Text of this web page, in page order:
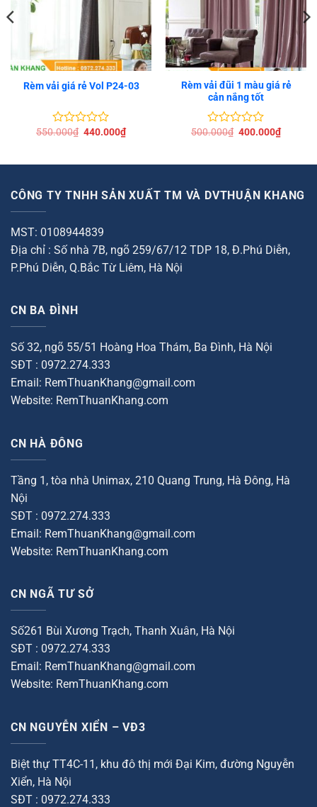
Rèm vải giá rẻ Vol P24-03
Được
0
sao
550.000₫ Giá
440.000₫Giá
hiện
440.000₫.
Rèm vải đũi 1 màu giá rẻ
cản nắng tốt
Được
0
sao
500.000₫ Giá
400.000₫Giá
hiện
CÔNG TY TNHH SẢN XUẤT TM VÀ DVTHUẬN KHANG
MST: 0108944839
Địa chỉ : Số nhà 7B, ngõ 259/67/12 TDP 18, Đ.Phú Diễn,
P.Phú Diễn, Q.Bắc Từ Liêm, Hà Nội
CN BA ĐÌNH
Số 32, ngõ 55/51 Hoàng Hoa Thám, Ba Đình, Hà Nội
SĐT : 0972.274.333
Email: RemThuanKhang@gmail.com
Website: RemThuanKhang.com
CN HÀ ĐÔNG
Tầng 1, tòa nhà Unimax, 210 Quang Trung, Hà Đông, Hà
Nội
SĐT : 0972.274.333
Email: RemThuanKhang@gmail.com
Website: RemThuanKhang.com
CN NGÃ TƯ SỞ
Số261 Bùi Xương Trạch, Thanh Xuân, Hà Nội
SĐT : 0972.274.333
Email: RemThuanKhang@gmail.com
Website: RemThuanKhang.com
CN NGUYỄN XIỂN – VĐ3
Biệt thự TT4C-11, khu đô thị mới Đại Kim, đường Nguyễn
Xiển, Hà Nội
SĐT : 0972.274.333